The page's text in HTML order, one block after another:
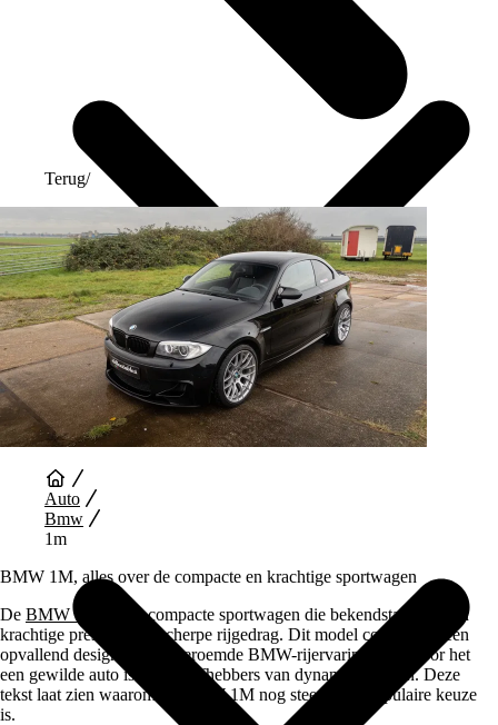
Auto Diensten
Terug/
Auto
Bmw
1m
BMW 1M, alles over de compacte en krachtige sportwagen
De BMW 1M
is een compacte sportwagen die bekendstaat om zijn
krachtige prestaties en scherpe rijgedrag. Dit model combineert een
opvallend design met de beroemde BMW-rijervaring, waardoor het
een gewilde auto is onder liefhebbers van dynamisch rijden. Deze
tekst laat zien waarom de BMW 1M nog steeds een populaire keuze
is.